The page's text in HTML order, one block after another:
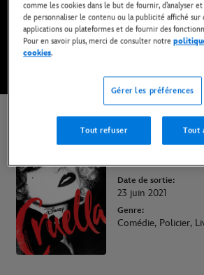
ACHETER LE FILM
* Abonnement requis | Offres dès 6,99
Cruella
2h 14min
Date de sortie:
23 juin 2021
Genre:
Comédie, Policier,
comme les cookies dans le but de fournir, d’analyser et
de personnaliser le contenu ou la publicité affiché sur
applications ou plateformes et de fournir des
Pour en savoir plus, merci de consulter notre
cookies.
Gérer les préférences
Tout refuser Tout